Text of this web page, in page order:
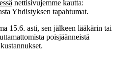
nettisivujemme kautta:
Yhdistyksen tapahtumat.
15.6. asti, sen jälkeen lääkärin tai
poisjäänneistä